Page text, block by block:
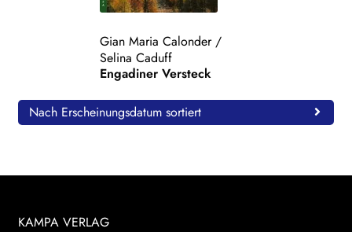
Gian Maria Calonder/
Selina Caduff
Engadiner Versteck
Nach Erscheinungsdatum sortiert
KAMPA VERLAG